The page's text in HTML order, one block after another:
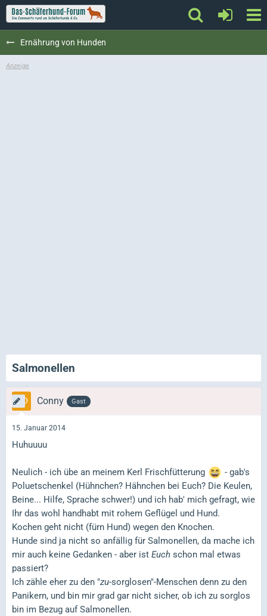
Ernährung von Hunden
Salmonellen
Conny Gast
15. Januar 2014
Huhuuuu
Neulich - ich übe an meinem Kerl Frischfütterung
- gab's
Poluetschenkel (Hühnchen? Hähnchen bei Euch? Die Keulen,
Beine... Hilfe, Sprache schwer!) und ich hab' mich gefragt, wie
Ihr das wohl handhabt mit rohem Geflügel und Hund.
Kochen geht nicht (fürn Hund) wegen den Knochen.
Hunde sind ja nicht so anfällig für Salmonellen, da mache ich
mir auch keine Gedanken - aber ist Euch schon mal etwas
passiert?
Ich zähle eher zu den "zu-sorglosen"-Menschen denn zu den
Panikern, und bin mir grad gar nicht sicher, ob ich zu sorglos
bin im Bezug auf Salmonellen.